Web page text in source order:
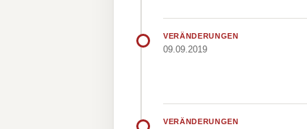
VERÄNDERUNGEN
09.09.2019
VERÄNDERUNGEN